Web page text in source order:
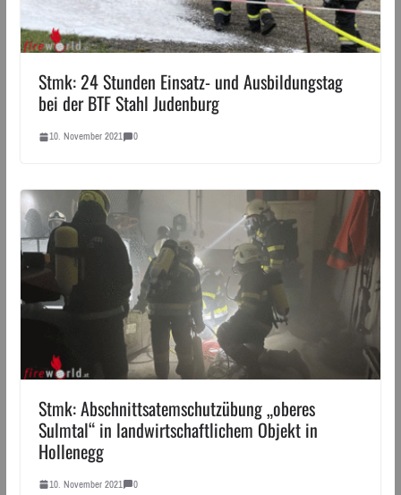
Stmk: 24 Stunden Einsatz- und Ausbildungstag
bei der BTF Stahl Judenburg
10. November 2021 0
Stmk: Abschnittsatemschutzübung „oberes
Sulmtal“ in landwirtschaftlichem Objekt in
Hollenegg
10. November 2021 0